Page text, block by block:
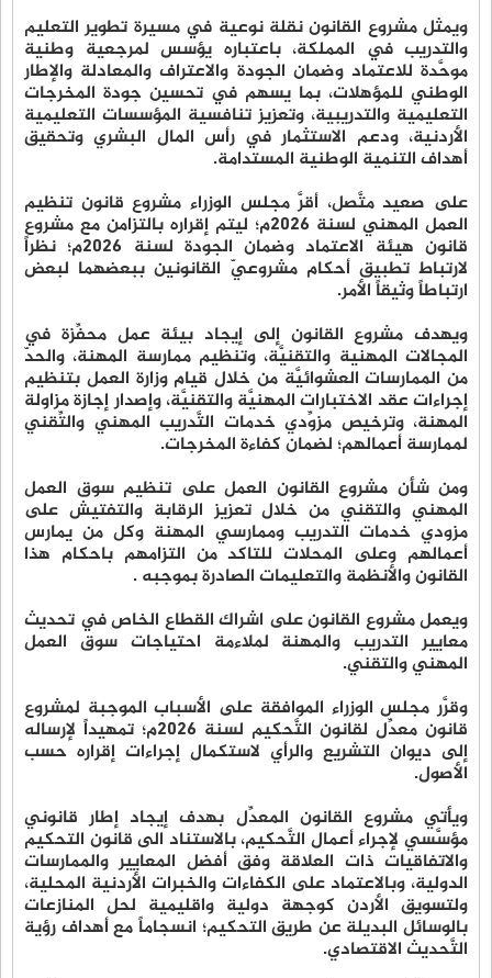
ويمثل مشروع القانون نقلة نوعية في مسيرة تطوير التعليم
والتدريب في المملكة، باعتباره يؤسس لمرجعية وطنية
موحَّدة للاعتماد وضمان الجودة والاعتراف والمعادلة والإطار
الوطني للمؤهلات، بما يسهم في تحسين جودة المخرجات
التعليمية والتدريبية، وتعزيز تنافسية المؤسسات التعليمية
الأردنية، ودعم الاستثمار في رأس المال البشري وتحقيق
أهداف التنمية الوطنية المستدامة.
على صعيد متَّصل، أقرَّ مجلس الوزراء مشروع قانون تنظيم
العمل المهني لسنة 2026م؛ ليتم إقراره بالتزامن مع مشروع
قانون هيئة الاعتماد وضمان الجودة لسنة 2026م؛ نظراً
لارتباط تطبيق أحكام مشروعيّ القانونين ببعضهما لبعض
ارتباطاً وثيقاً الأمر.
ويهدف مشروع القانون إلى إيجاد بيئة عمل محفِّزة في
المجالات المهنية والتقنيَّة، وتنظيم ممارسة المهنة، والحدّ
من الممارسات العشوائيَّة من خلال قيام وزارة العمل بتنظيم
إجراءات عقد الاختبارات المهنيَّة والتقنيَّة، وإصدار إجازة مزاولة
المهنة، وترخيص مزوِّدي خدمات التَّدريب المهني والتِّقني
لممارسة أعمالهم؛ لضمان كفاءة المخرجات.
ومن شأن مشروع القانون العمل على تنظيم سوق العمل
المهني والتقني من خلال تعزيز الرقابة والتفتيش على
مزودي خدمات التدريب وممارسي المهنة وكل من يمارس
أعمالهم وعلى المحلات للتاكد من التزامهم باحكام هذا
القانون والأنظمة والتعليمات الصادرة بموجبه .
ويعمل مشروع القانون على اشراك القطاع الخاص في تحديث
معايير التدريب والمهنة لملاءمة احتياجات سوق العمل
المهني والتقني.
وقرَّر مجلس الوزراء الموافقة على الأسباب الموجبة لمشروع
قانون معدِّل لقانون التَّحكيم لسنة 2026م؛ تمهيداً لإرساله
إلى ديوان التشريع والرأي لاستكمال إجراءات إقراره حسب
الأصول.
ويأتي مشروع القانون المعدِّل بهدف إيجاد إطار قانوني
مؤسَّسي لإجراء أعمال التَّحكيم، بالاستناد الى قانون التحكيم
والاتفاقيات ذات العلاقة وفق أفضل المعايير والممارسات
الدولية، وبالاعتماد على الكفاءات والخبرات الأردنية المحلية،
ولتسويق الأردن كوجهة دولية واقليمية لحل المنازعات
بالوسائل البديلة عن طريق التحكيم؛ انسجاماً مع أهداف رؤية
التَّحديث الاقتصادي.